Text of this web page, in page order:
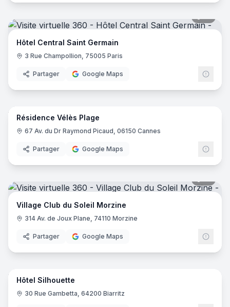
Hôtel Central Saint Germain
3 Rue Champollion, 75005 Paris
Partager Google Maps
14
Résidence Vélès Plage
67 Av. du Dr Raymond Picaud, 06150 Cannes
Partager Google Maps
Village Club du Soleil Morzine
314 Av. de Joux Plane, 74110 Morzine
Partager Google Maps
22
Hôtel Silhouette
30 Rue Gambetta, 64200 Biarritz